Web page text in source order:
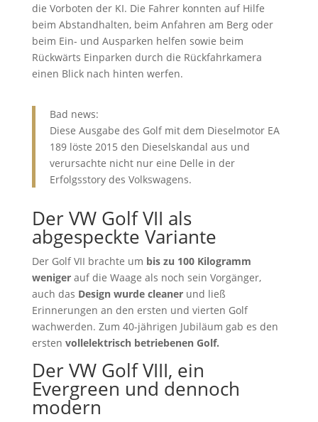
die Vorboten der KI. Die Fahrer konnten auf Hilfe
beim Abstandhalten, beim Anfahren am Berg oder
beim Ein- und Ausparken helfen sowie beim
Rückwärts Einparken durch die Rückfahrkamera
einen Blick nach hinten werfen.
Bad news:
Diese Ausgabe des Golf mit dem Dieselmotor EA
189 löste 2015 den Dieselskandal aus und
verursachte nicht nur eine Delle in der
Erfolgsstory des Volkswagens.
Der VW Golf VII als
abgespeckte Variante
Der Golf VII brachte um bis zu 100 Kilogramm
wenigerauf die Waage als noch sein Vorgänger,
auch das Design wurde cleaner und ließ
Erinnerungen an den ersten und vierten Golf
wachwerden. Zum 40-jährigen Jubiläum gab es den
ersten vollelektrisch betriebenen Golf.
Der VW Golf VIII, ein
Evergreen und dennoch
modern